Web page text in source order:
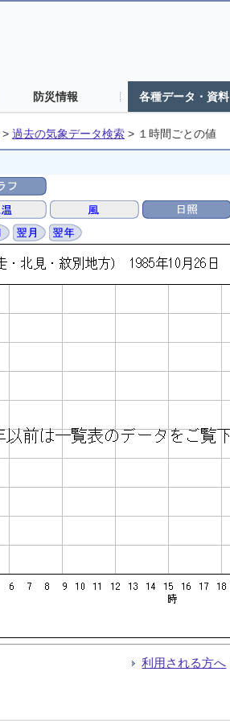
防災情報 各種データ・資料
> 過去の気象データ検索 > １時間ごとの値
利用される方へ